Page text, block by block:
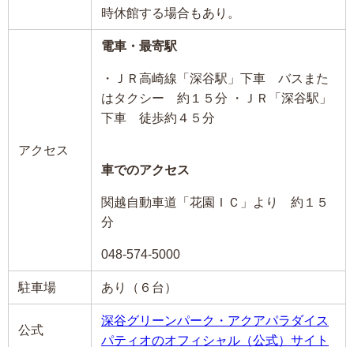
時休館する場合もあり。
アクセス
電車・最寄駅
・ＪＲ高崎線「深谷駅」下車 バスまた
はタクシー 約１５分 ・ＪＲ「深谷駅」
下車 徒歩約４５分
車でのアクセス
関越自動車道「花園ＩＣ」より 約１５
分
048-574-5000
駐車場 あり（６台）
公式
深谷グリーンパーク・アクアパラダイス
パティオのオフィシャル（公式）サイト